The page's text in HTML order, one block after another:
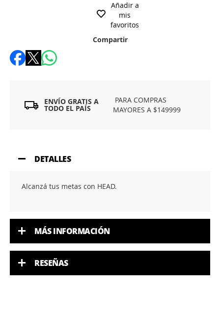
Añadir a
mis
favoritos
Compartir
ENVÍO GRATIS A
TODO EL PAÍS
PARA COMPRAS
MAYORES A $149999
DETALLES
Alcanzá tus metas con HEAD.
MÁS INFORMACIÓN
RESEÑAS